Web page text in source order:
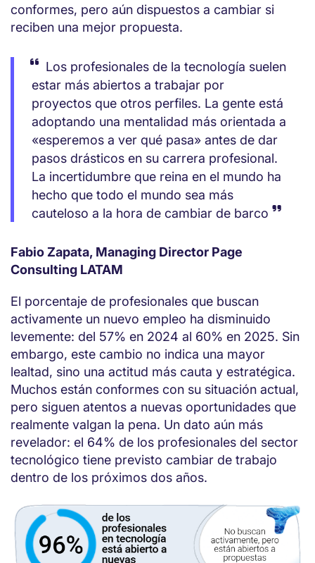
conformes, pero aún dispuestos a cambiar si
reciben una mejor propuesta.
Los profesionales de la tecnología suelen
estar más abiertos a trabajar por
proyectos que otros perfiles. La gente está
adoptando una mentalidad más orientada a
«esperemos a ver qué pasa» antes de dar
pasos drásticos en su carrera profesional.
La incertidumbre que reina en el mundo ha
hecho que todo el mundo sea más
cauteloso a la hora de cambiar de barco
Fabio Zapata, Managing Director Page
Consulting LATAM
El porcentaje de profesionales que buscan
activamente un nuevo empleo ha disminuido
levemente: del 57% en 2024 al 60% en 2025. Sin
embargo, este cambio no indica una mayor
lealtad, sino una actitud más cauta y estratégica.
Muchos están conformes con su situación actual,
pero siguen atentos a nuevas oportunidades que
realmente valgan la pena. Un dato aún más
revelador: el 64% de los profesionales del sector
tecnológico tiene previsto cambiar de trabajo
dentro de los próximos dos años.